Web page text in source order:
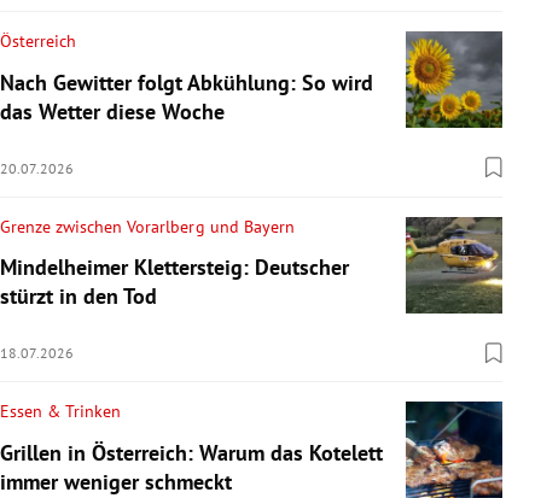
Österreich
Nach Gewitter folgt Abkühlung: So wird
das Wetter diese Woche
20.07.2026
Grenze zwischen Vorarlberg und Bayern
Mindelheimer Klettersteig: Deutscher
stürzt in den Tod
18.07.2026
Essen & Trinken
Grillen in Österreich: Warum das Kotelett
immer weniger schmeckt